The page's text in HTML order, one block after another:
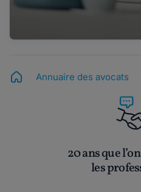
Annuaire des avocats
20 ans que
les